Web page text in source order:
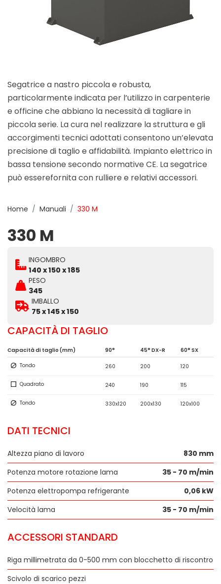
Segatrice a nastro piccola e robusta,
particolarmente indicata per l’utilizzo in carpenterie
e officine che abbiano la necessità di tagliare in
piccola serie. La cura nel realizzare la struttura e gli
accorgimenti tecnici adottati consentono un’elevata
precisione di taglio e affidabilità. Impianto elettrico in
bassa tensione secondo normative CE. La segatrice
può esserefornita con rulliere e relativi accessori.
Home Manuali 330 M
330 M
INGOMBRO
140 x 150 x 185
PESO
345
IMBALLO
75 x 145 x 150
CAPACITÀ DI TAGLIO
Capacità di taglio (mm) 90° 45° DX-R 60° SX
Tondo 260 200 120
Quadrato 240 190 115
Tondo 330x120 200x130 120x100
DATI TECNICI
Altezza piano di lavoro
830 mm
Potenza motore rotazione lama
35 - 70 m/min
Potenza elettropompa refrigerante
0,06 kW
Velocità lama
35 - 70 m/min
ACCESSORI STANDARD
Riga millimetrata da 0-500 mm con blocchetto di riscontro
Scivolo di scarico pezzi